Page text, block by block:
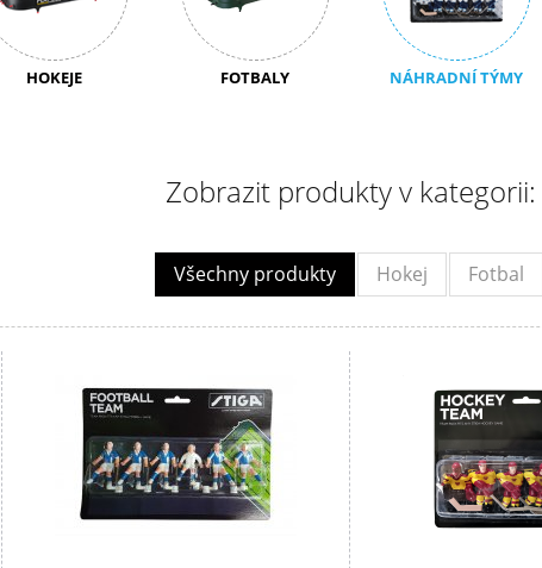
HOKEJE FOTBALY NÁHRADNÍ TÝMY
Zobrazit produkty v kategorii:
Všechny produkty Hokej Fotbal